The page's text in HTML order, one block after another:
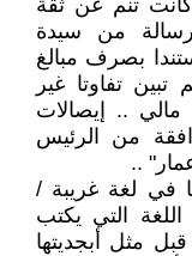
تنم عن ثقة
من سيدة
بصرف مبالغ
تفاوتا غير
.. إيصالات
من الرئيس
..
في لغة غريبة /
التي يكتب
مثل أبجديتها